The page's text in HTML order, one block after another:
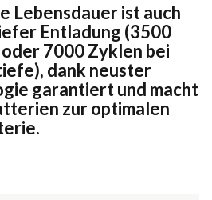
Lebensdauer ist auch
Entladung (3500
7000 Zyklen bei
dank neuster
garantiert und macht
zur optimalen